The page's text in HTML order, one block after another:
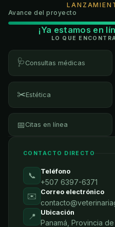
Avance del proyecto
¡Ya estamos en
LO QUE
🩺 Consultas médicas
✂️Estética
📅 Citas en línea
CONTACTO DIRECTO
📞 Teléfono
+507 6397-6371
✉️ Correo electrónico
📍 Ubicación
Panamá, Provincia